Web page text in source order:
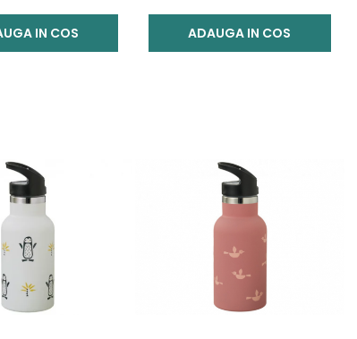
IN COS ADAUGA IN COS